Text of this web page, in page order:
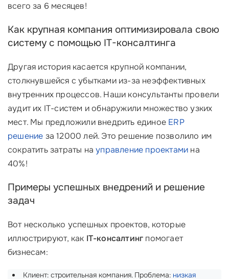
всего за 6 месяцев!
Как крупная компания оптимизировала свою
систему с помощью IT-консалтинга
Другая история касается крупной компании,
столкнувшейся с убытками из-за неэффективных
внутренних процессов. Наши консультанты провели
аудит их IT-систем и обнаружили множество узких
мест. Мы предложили внедрить единое ERP
решение за 12000 лей. Это решение позволило им
сократить затраты науправление проектами на
40%!
Примеры успешных внедрений и решение
задач
Вот несколько успешных проектов, которые
иллюстрируют, как IT-консалтинг помогает
бизнесам:
Клиент: строительная компания. Проблема: низкая